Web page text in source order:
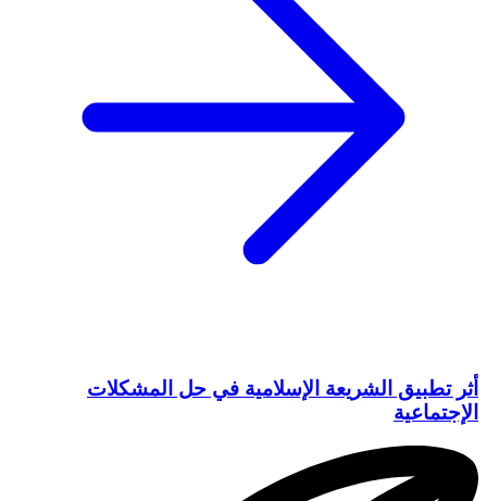
أثر تطبيق الشريعة الإسلامية في حل المشكلات
الإجتماعية